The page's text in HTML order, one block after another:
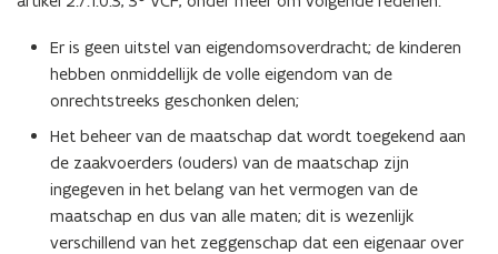
Er is geen uitstel van eigendomsoverdracht; de kinderen
hebben onmiddellijk de volle eigendom van de
onrechtstreeks geschonken delen;
Het beheer van de maatschap dat wordt toegekend aan
de zaakvoerders (ouders) van de maatschap zijn
ingegeven in het belang van het vermogen van de
maatschap en dus van alle maten; dit is wezenlijk
verschillend van het zeggenschap dat een eigenaar over